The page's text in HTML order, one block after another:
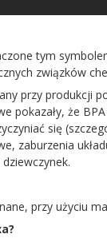
tym
związków
przy produkcji
pokazały, że
się
zaburzenia
przy użyciu